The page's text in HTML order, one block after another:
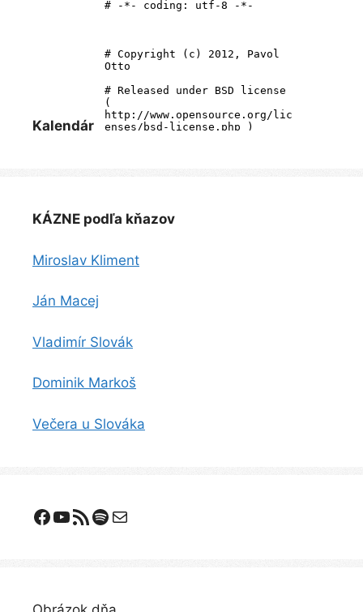
Kalendár
KÁZNE podľa kňazov
Miroslav Kliment
Ján Macej
Vladimír Slovák
Dominik Markoš
Večera u Slováka
Facebook
YouTube
Odoberanie RSSSpotify
E-mail